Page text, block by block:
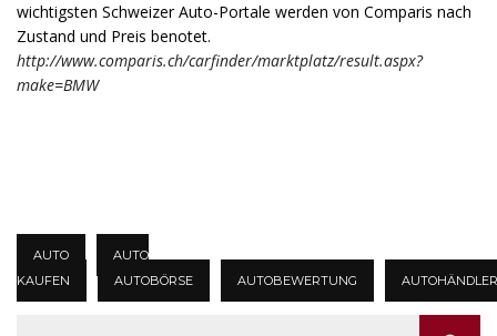
wichtigsten Schweizer Auto-Portale werden von Comparis nach
Zustand und Preis benotet.
http://www.comparis.ch/carfinder/marktplatz/result.aspx?
make=BMW
AUTO
AUTO
KAUFEN
AUTOBÖRSE AUTOBEWERTUNG AUTOHÄNDLER